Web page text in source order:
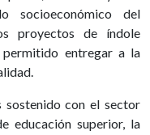
socioeconómico del
proyectos de índole
permitido entregar a la
sostenido con el sector
educación superior, la